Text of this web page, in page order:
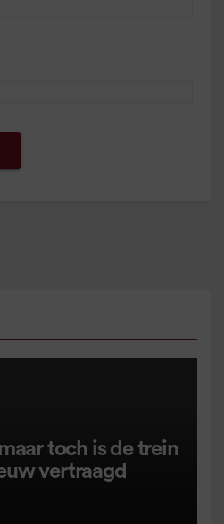
toch is de trein
vertraagd